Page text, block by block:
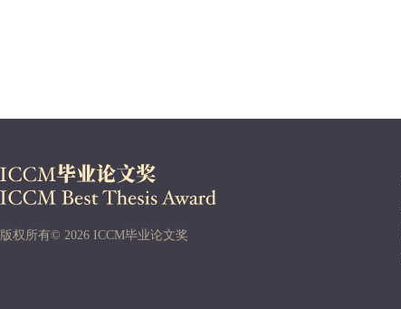
版权所有© 2026 ICCM毕业论文奖